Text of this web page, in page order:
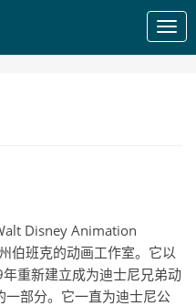
Disney Animation
伯班克的动画工作室。它以
重新建立成为迪士尼兄弟动
部分。它一直为迪士尼公